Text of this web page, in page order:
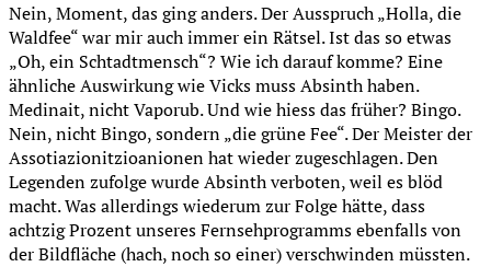
Nein, Moment, das ging anders. Der Ausspruch „Holla, die
Waldfee“ war mir auch immer ein Rätsel. Ist das so etwas
„Oh, ein Schtadtmensch“? Wie ich darauf komme? Eine
ähnliche Auswirkung wie Vicks muss Absinth haben.
Medinait, nicht Vaporub. Und wie hiess das früher? Bingo.
Nein, nicht Bingo, sondern „die grüne Fee“. Der Meister der
Assotiazionitzioanionen hat wieder zugeschlagen. Den
Legenden zufolge wurde Absinth verboten, weil es blöd
macht. Was allerdings wiederum zur Folge hätte, dass
achtzig Prozent unseres Fernsehprogramms ebenfalls von
der Bildfläche (hach, noch so einer) verschwinden müssten.